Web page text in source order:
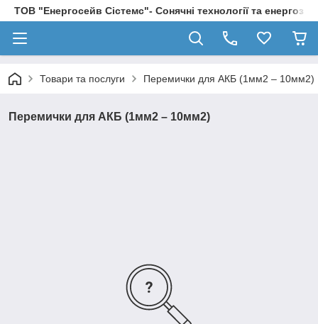
ТОВ "Енергосейв Сістемс"- Сонячні технології та
Товари та послуги Перемички для АКБ (1мм2 – 10мм2)
Перемички для АКБ (1мм2 – 10мм2)